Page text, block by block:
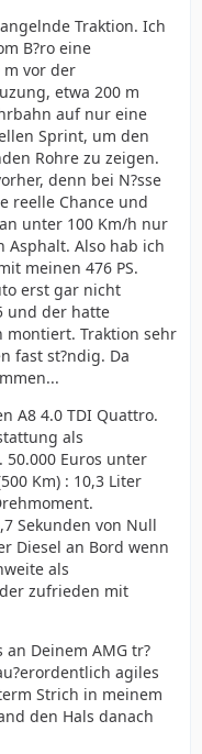
Traktion. Ich
B?ro eine
m vor der
etwa 200 m
auf nur eine
Sprint, um den
Rohre zu zeigen.
denn bei N?sse
reelle Chance und
unter 100 Km/h nur
Also hab ich
meinen 476 PS.
erst gar nicht
und der hatte
Traktion sehr
fast st?ndig. Da
A8 4.0 TDI Quattro.
als
50.000 Euros unter
Km) : 10,3 Liter
Sekunden von Null
Diesel an Bord wenn
als
zufrieden mit
Deinem AMG tr?
agiles
Strich in meinem
den Hals danach